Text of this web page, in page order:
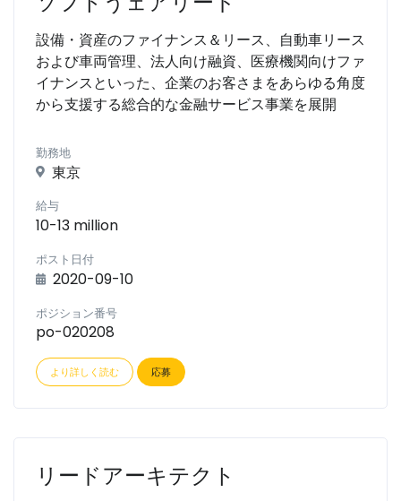
設備・資産のファイナンス＆リース、自動車リース
および車両管理、法人向け融資、医療機関向けファ
イナンスといった、企業のお客さまをあらゆる角度
から支援する総合的な金融サービス事業を展開
勤務地
東京
給与
10-13 million
ポスト日付
2020-09-10
ポジション番号
po-020208
より詳しく読む 応募
リードアーキテクト